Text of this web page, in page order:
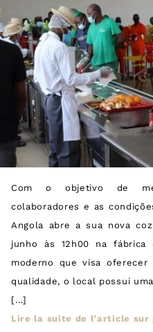
Com o objetivo de
colaboradores e as
Angola abre a sua nova
junho às 12h00 na fábrica
moderno que visa oferecer
qualidade, o local possui
[…]
Lire la suite de l’article sur